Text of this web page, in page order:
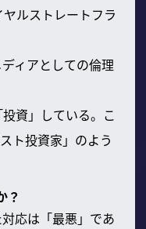
ルストレートフラ
ィアとしての倫理
資」している。こ
ト投資家」のよう
？
応は「最悪」であ